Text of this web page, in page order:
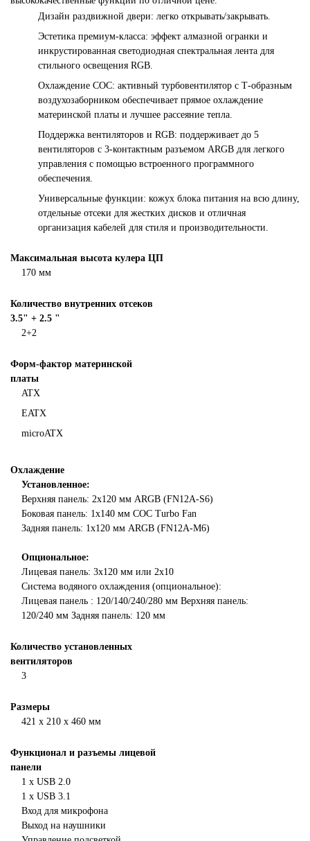
Дизайн раздвижной двери: легко открывать/закрывать.
Эстетика премиум-класса: эффект алмазной огранки и
инкрустированная светодиодная спектральная лента для
стильного освещения RGB.
Охлаждение COC: активный турбовентилятор с Т-образным
воздухозаборником обеспечивает прямое охлаждение
материнской платы и лучшее рассеяние тепла.
Поддержка вентиляторов и RGB: поддерживает до 5
вентиляторов с 3-контактным разъемом ARGB для легкого
управления с помощью встроенного программного
обеспечения.
Универсальные функции: кожух блока питания на всю длину,
отдельные отсеки для жестких дисков и отличная
организация кабелей для стиля и производительности.
Максимальная высота кулера ЦП
170 мм
Количество внутренних отсеков
3.5" + 2.5 "
2+2
Форм-фактор материнской
платы
ATX
EATX
microATX
Охлаждение
Установленное:
Верхняя панель: 2x120 мм ARGB (FN12A-S6)
Боковая панель: 1х140 мм COC Turbo Fan
Задняя панель: 1x120 мм ARGB (FN12A-M6)
Опциональное:
Лицевая панель: 3x120 мм или 2x10
Система водяного охлаждения (опциональное):
Лицевая панель : 120/140/240/280 мм Верхняя панель:
120/240 мм Задняя панель: 120 мм
Количество установленных
вентиляторов
3
Размеры
421 х 210 х 460 мм
Функционал и разъемы лицевой
панели
1 х USB 2.0
1 х USB 3.1
Вход для микрофона
Выход на наушники